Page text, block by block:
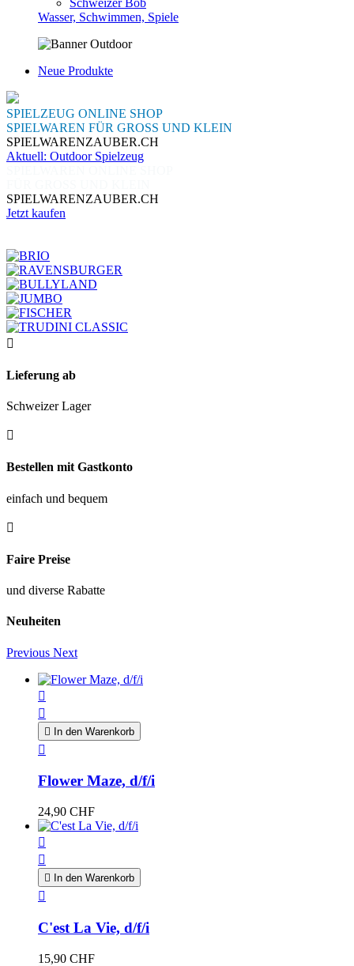
Wasser, Schwimmen, Spiele
Neue Produkte
SPIELZEUG ONLINE SHOP
SPIELWAREN FÜR GROSS UND KLEIN
SPIELWARENZAUBER.CH
Aktuell: Outdoor Spielzeug
SPIELWARENZAUBER.CH
Jetzt kaufen

Lieferung ab
Schweizer Lager

Bestellen mit Gastkonto
einfach und bequem

Faire Preise
und diverse Rabatte
Neuheiten
Previous Next


 In den Warenkorb

Flower Maze, d/f/i
24,90 CHF


 In den Warenkorb

C'est La Vie, d/f/i
15,90 CHF